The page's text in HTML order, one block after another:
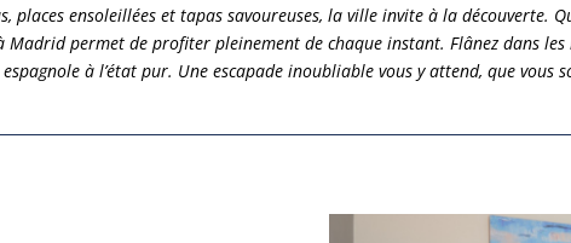
places ensoleillées et tapas savoureuses, la ville invite à la découverte.
Madrid permet de profiter pleinement de chaque instant. Flânez dans
espagnole à l’état pur. Une escapade inoubliable vous y attend, que